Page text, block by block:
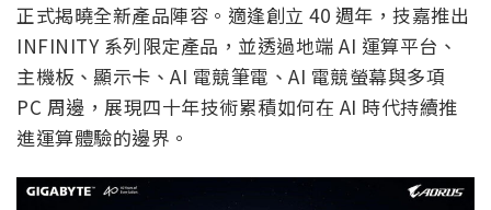
正式揭曉全新產品陣容。適逢創立 40 週年，技嘉推出
INFINITY 系列限定產品，並透過地端 AI 運算平台、
主機板、顯示卡、AI 電競筆電、AI 電競螢幕與多項
PC 周邊，展現四十年技術累積如何在 AI 時代持續推
進運算體驗的邊界。